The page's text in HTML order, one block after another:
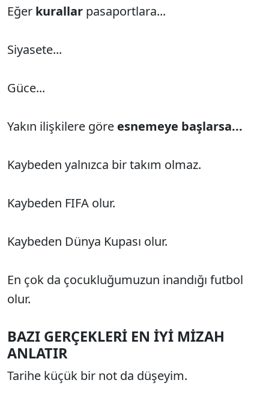
Eğer kurallar pasaportlara...
Siyasete...
Güce...
Yakın ilişkilere göre esnemeye başlarsa...
Kaybeden yalnızca bir takım olmaz.
Kaybeden FIFA olur.
Kaybeden Dünya Kupası olur.
En çok da çocukluğumuzun inandığı futbol
olur.
BAZI GERÇEKLERİ EN İYİ MİZAH
ANLATIR
Tarihe küçük bir not da düşeyim.